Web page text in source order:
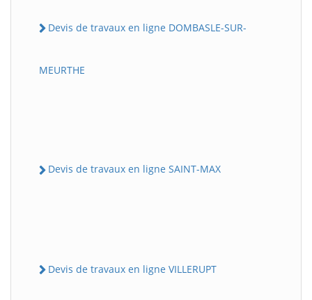
Devis de travaux en ligne DOMBASLE-SUR-
MEURTHE
Devis de travaux en ligne SAINT-MAX
Devis de travaux en ligne VILLERUPT